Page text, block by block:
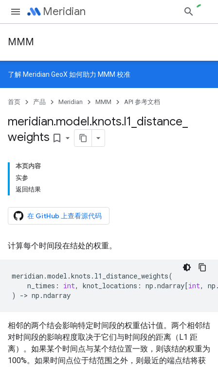
Meridian
MMM
了解 Meridian GeoX 如何助力 MMM 校准
首页 产品 Meridian MMM API 参考文档
meridian.model.knots.l1 distance
weights bookmark_border
本页内容
实参
返回结果
在 GitHub 上查看源代码
计算每个时间段在结处的权重。
meridian .model .knots . l1_distance_weights(
n_times : int, knot_locations : np .ndarray[int, np
)
-> np .ndarray
相邻的两个结会影响特定时间段的权重估计值。两个相邻结
对时间段的影响程度取决于它们与时间段的距离（L1 距
离）。如果某个时间点与某个结位置一致，则该结的权重为
100%。如果时间点位于结范围之外，则最近的端点结将获